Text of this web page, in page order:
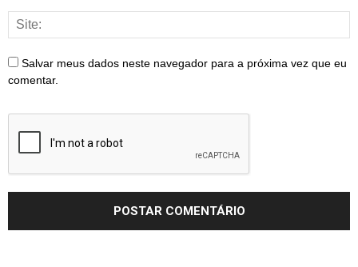
Salvar meus dados neste navegador para a próxima vez que eu
comentar.